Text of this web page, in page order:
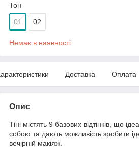
Тон
01 02
Немає в наявності
Доставка Оплата
Опис
Тіні містять 9 базових відтінків, що
собою та дають можливість зробити
вечірній макіяж.